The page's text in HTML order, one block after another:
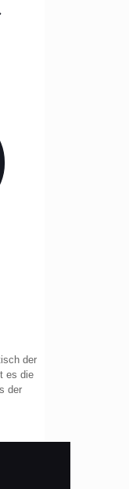
der
es die
der